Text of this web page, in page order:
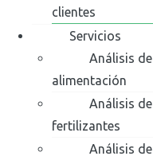
clientes
Servicios
Análisis de
alimentación
Análisis de
fertilizantes
Análisis de